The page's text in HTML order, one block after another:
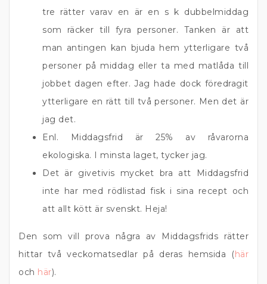
tre rätter varav en är en s k dubbelmiddag
som räcker till fyra personer. Tanken är att
man antingen kan bjuda hem ytterligare två
personer på middag eller ta med matlåda till
jobbet dagen efter. Jag hade dock föredragit
ytterligare en rätt till två personer. Men det är
jag det.
Enl. Middagsfrid är 25% av råvarorna
ekologiska. I minsta laget, tycker jag.
Det är givetivis mycket bra att Middagsfrid
inte har med rödlistad fisk i sina recept och
att allt kött är svenskt. Heja!
Den som vill prova några av Middagsfrids rätter
hittar två veckomatsedlar på deras hemsida (här
och här).